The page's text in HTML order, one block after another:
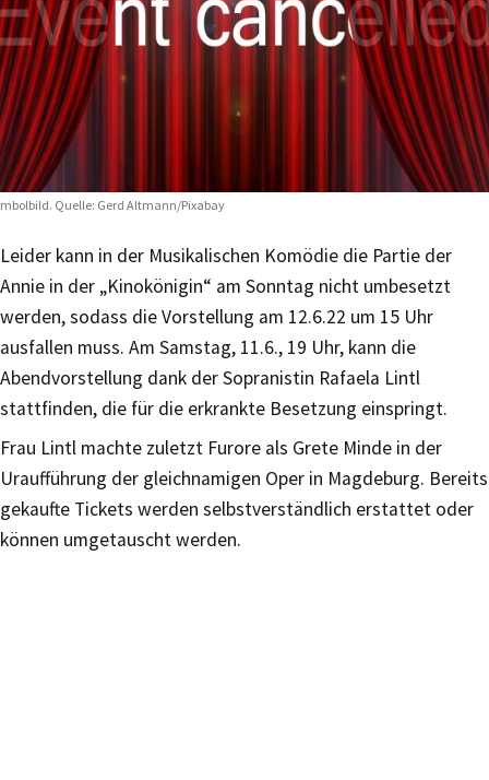
Quelle: Gerd Altmann/Pixabay
Leider kann in der Musikalischen Komödie die Partie der
Annie in der „Kinokönigin“ am Sonntag nicht umbesetzt
werden, sodass die Vorstellung am 12.6.22 um 15 Uhr
ausfallen muss. Am Samstag, 11.6., 19 Uhr, kann die
Abendvorstellung dank der Sopranistin Rafaela Lintl
stattfinden, die für die erkrankte Besetzung einspringt.
Frau Lintl machte zuletzt Furore als Grete Minde in der
Uraufführung der gleichnamigen Oper in Magdeburg. Bereits
gekaufte Tickets werden selbstverständlich erstattet oder
können umgetauscht werden.